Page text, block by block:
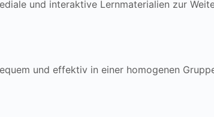
und interaktive Lernmaterialien zur
und effektiv in einer homogenen